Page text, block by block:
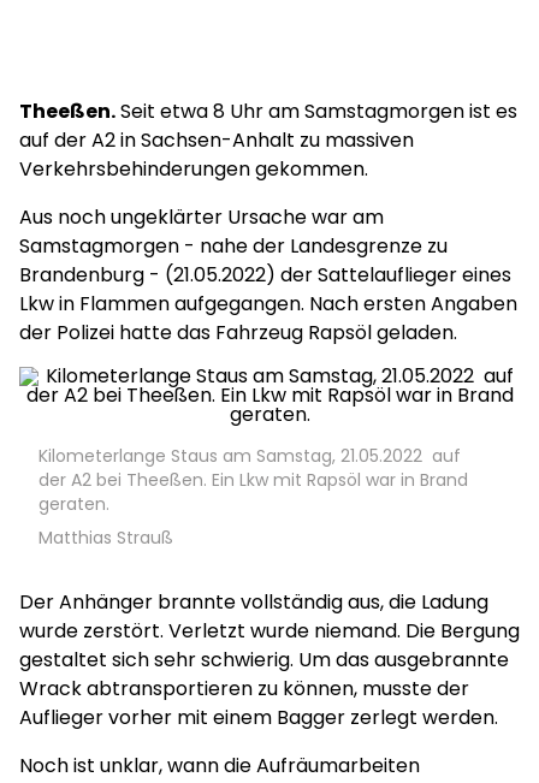
Theeßen.Seit etwa 8 Uhr am Samstagmorgen ist es
auf der A2 in Sachsen-Anhalt zu massiven
Verkehrsbehinderungen gekommen.
Aus noch ungeklärter Ursache war am
Samstagmorgen - nahe der Landesgrenze zu
Brandenburg - (21.05.2022) der Sattelauflieger eines
Lkw in Flammen aufgegangen. Nach ersten Angaben
der Polizei hatte das Fahrzeug Rapsöl geladen.
Kilometerlange Staus am Samstag, 21.05.2022 auf
der A2 bei Theeßen. Ein Lkw mit Rapsöl war in Brand
geraten.
Matthias Strauß
Der Anhänger brannte vollständig aus, die Ladung
wurde zerstört. Verletzt wurde niemand. Die Bergung
gestaltet sich sehr schwierig. Um das ausgebrannte
Wrack abtransportieren zu können, musste der
Auflieger vorher mit einem Bagger zerlegt werden.
Noch ist unklar, wann die Aufräumarbeiten